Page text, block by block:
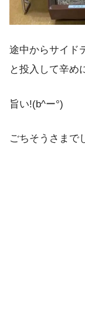
途中からサイド
と投入して辛め
旨い!(b^ー°)
ごちそうさまで